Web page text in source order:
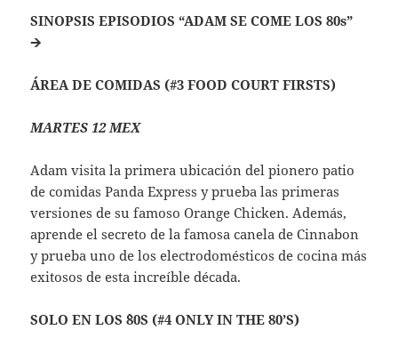
SINOPSIS EPISODIOS “ADAM SE COME LOS 80s”
🡪
ÁREA DE COMIDAS (#3 FOOD COURT FIRSTS)
MARTES 12 MEX
Adam visita la primera ubicación del pionero patio
de comidas Panda Express y prueba las primeras
versiones de su famoso Orange Chicken. Además,
aprende el secreto de la famosa canela de Cinnabon
y prueba uno de los electrodomésticos de cocina más
exitosos de esta increíble década.
SOLO EN LOS `80S (#4 ONLY IN THE 80’S)